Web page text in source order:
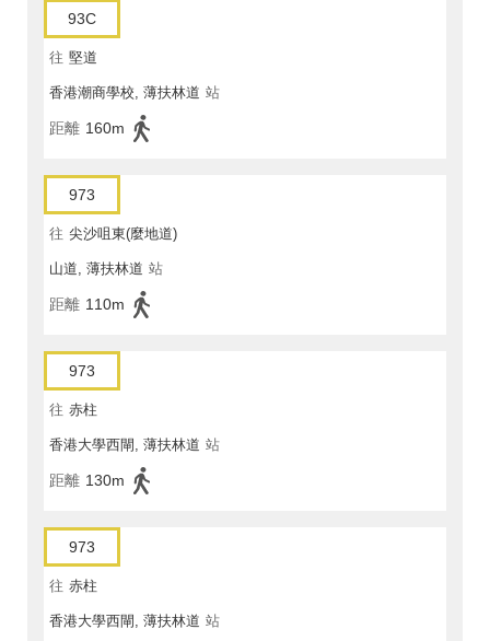
93C
往 堅道
香港潮商學校, 薄扶林道 站
距離 160m
973
往 尖沙咀東(麼地道)
山道, 薄扶林道 站
距離 110m
973
往 赤柱
香港大學西閘, 薄扶林道 站
距離 130m
973
往 赤柱
香港大學西閘, 薄扶林道 站